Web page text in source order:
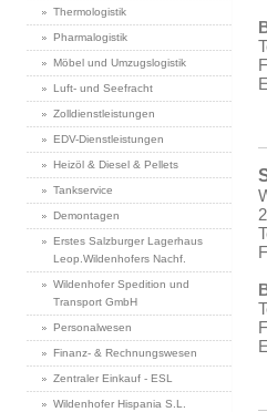
Thermologistik
Pharmalogistik
Möbel und Umzugslogistik
Luft- und Seefracht
Zolldienstleistungen
EDV-Dienstleistungen
Heizöl & Diesel & Pellets
Tankservice
Demontagen
Erstes Salzburger Lagerhaus
Leop.Wildenhofers Nachf.
Wildenhofer Spedition und
Transport GmbH
Personalwesen
Finanz- & Rechnungswesen
Zentraler Einkauf - ESL
Wildenhofer Hispania S.L.